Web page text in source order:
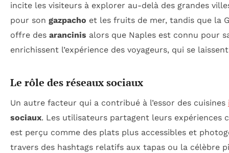
incite les visiteurs à explorer au-delà des grandes
pour son gazpacho et les fruits de mer, tandis que la
offre des arancinis alors que Naples est connu pour
enrichissent l’expérience des voyageurs, qui se
Le rôle des réseaux sociaux
Un autre facteur qui a contribué à l’essor des cuisines
sociaux. Les utilisateurs partagent leurs expériences
est perçu comme des plats plus accessibles et
travers des hashtags relatifs aux tapas ou la célèbre